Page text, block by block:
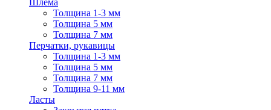
Шлема
Толщина 1-3 мм
Толщина 5 мм
Толщина 7 мм
Перчатки, рукавицы
Толщина 1-3 мм
Толщина 5 мм
Толщина 7 мм
Толщина 9-11 мм
Ласты